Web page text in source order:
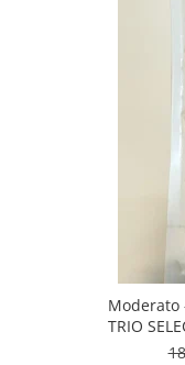
Moderato
TRIO